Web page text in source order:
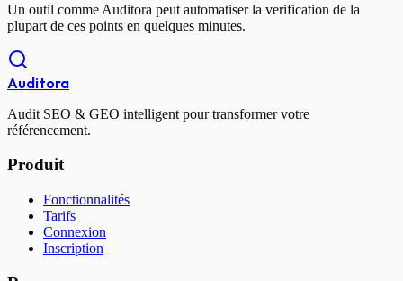
Un outil comme Auditora peut automatiser la verification de la
plupart de ces points en quelques minutes.
Auditora
Audit SEO & GEO intelligent pour transformer votre
référencement.
Produit
Fonctionnalités
Tarifs
Connexion
Inscription